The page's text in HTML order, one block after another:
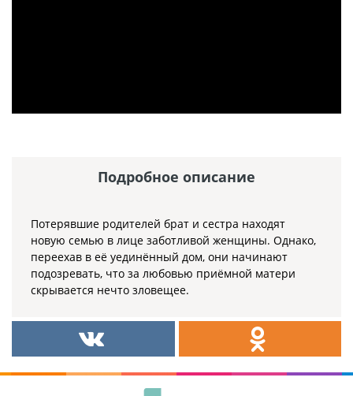
Подробное описание
Потерявшие родителей брат и сестра находят
новую семью в лице заботливой женщины. Однако,
переехав в её уединённый дом, они начинают
подозревать, что за любовью приёмной матери
скрывается нечто зловещее.